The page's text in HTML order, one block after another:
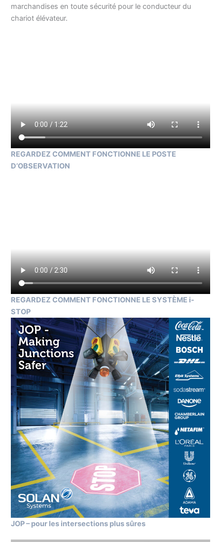
marchandises en toute sécurité pour le conducteur du
chariot élévateur.
REGARDEZ COMMENT FONCTIONNE LE POSTE
D’OBSERVATION
REGARDEZ COMMENT FONCTIONNE LE SYSTÈME i-
STOP
JOP – pour les intersections plus sûres